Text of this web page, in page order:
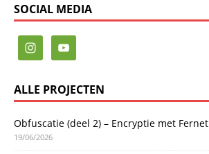
SOCIAL MEDIA
ALLE PROJECTEN
Obfuscatie (deel 2) – Encryptie met Fernet
19/06/2026